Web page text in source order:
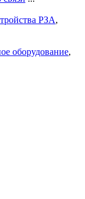
РЗА,
оборудование,